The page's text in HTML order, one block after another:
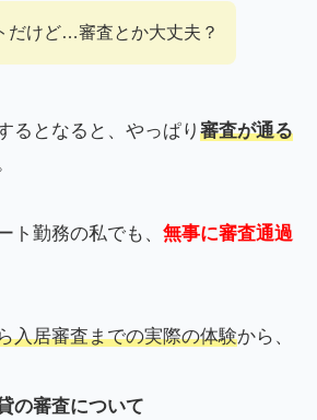
だけど…審査とか大丈夫？
るとなると、やっぱり 審査が通る
ト勤務の私でも、 無事に審査通過
入居審査までの実際の体験から、
の審査について